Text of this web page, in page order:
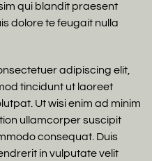
qui blandit praesent
dolore te feugait nulla
adipiscing elit,
tincidunt ut laoreet
Ut wisi enim ad minim
ullamcorper suscipit
consequat. Duis
in vulputate velit